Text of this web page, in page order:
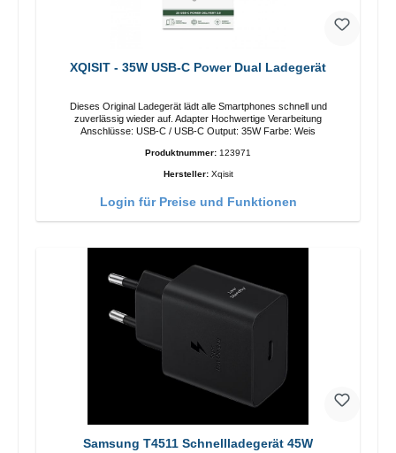
XQISIT - 35W USB-C Power Dual Ladegerät
Dieses Original Ladegerät lädt alle Smartphones schnell und
zuverlässig wieder auf. Adapter Hochwertige Verarbeitung
Anschlüsse: USB-C / USB-C Output: 35W Farbe: Weis
Produktnummer: 123971
Hersteller: Xqisit
Login für Preise und Funktionen
Samsung T4511 Schnellladegerät 45W